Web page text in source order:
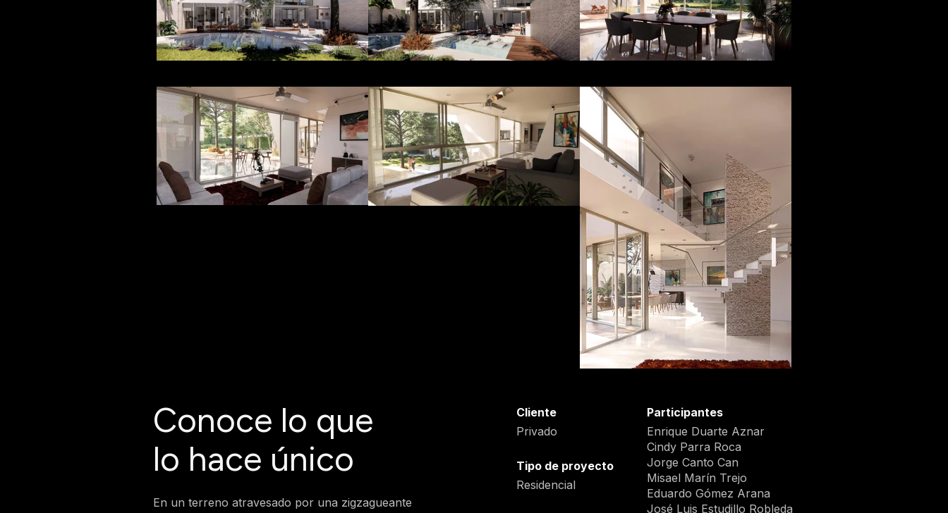
Conoce lo que
lo hace único
En un terreno atravesado por una zigzagueante
Cliente
Privado
Tipo de proyecto
Residencial
Participantes
Enrique Duarte Aznar
Cindy Parra Roca
Jorge Canto Can
Misael Marín Trejo
Eduardo Gómez Arana
José Luis Estudillo Robleda